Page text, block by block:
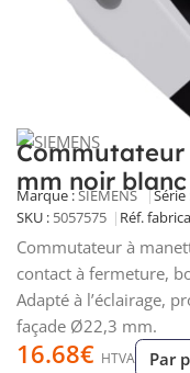
mm noir blanc
Marque :SIEMENS Série
SKU : 5057575 Réf.
Commutateur à
contact à fermeture,
Adapté à l’éclairage,
façade Ø22,3 mm.
16.68€ HTVA Par